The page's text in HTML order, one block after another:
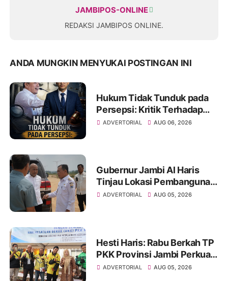
JAMBIPOS-ONLINE
REDAKSI JAMBIPOS ONLINE.
ANDA MUNGKIN MENYUKAI POSTINGAN INI
Hukum Tidak Tunduk pada
Persepsi: Kritik Terhadap
Monopoli Kebenaran oleh
ADVERTORIAL AUG 06, 2026
Gubernur Jambi Al Haris
Tinjau Lokasi Pembangunan
Sekolah Rakyat dan Lokasi
ADVERTORIAL AUG 05, 2026
Hesti Haris: Rabu Berkah TP
PKK Provinsi Jambi Perkuat
Literasi Keuangan dan
ADVERTORIAL AUG 05, 2026